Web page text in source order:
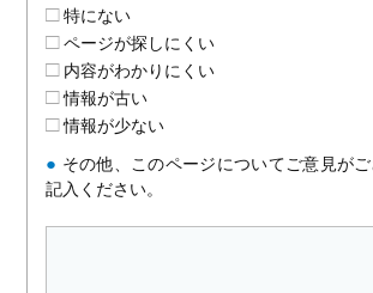
特にない
ページが探しにくい
内容がわかりにくい
情報が古い
情報が少ない
● その他、このページについてご意見が
記入ください。